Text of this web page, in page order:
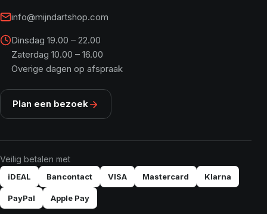
info@mijndartshop.com
Dinsdag 19.00 – 22.00
Zaterdag 10.00 – 16.00
Overige dagen op afspraak
Plan een bezoek
Veilig betalen met
iDEAL Bancontact VISA Mastercard Klarna
PayPal Apple Pay